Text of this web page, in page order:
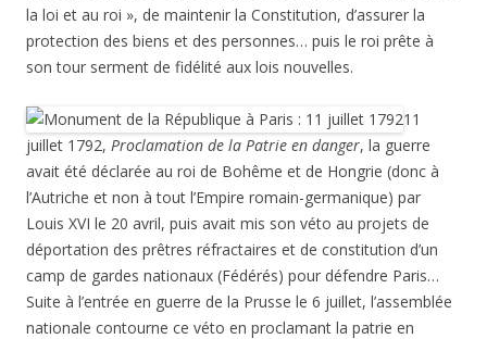
la loi et au roi », de maintenir la Constitution, d’assurer la
protection des biens et des personnes… puis le roi prête à
son tour serment de fidélité aux lois nouvelles.
11
juillet 1792, Proclamation de la Patrie en danger, la guerre
avait été déclarée au roi de Bohême et de Hongrie (donc à
l’Autriche et non à tout l’Empire romain-germanique) par
Louis XVI le 20 avril, puis avait mis son véto au projets de
déportation des prêtres réfractaires et de constitution d’un
camp de gardes nationaux (Fédérés) pour défendre Paris…
Suite à l’entrée en guerre de la Prusse le 6 juillet, l’assemblée
nationale contourne ce véto en proclamant la patrie en